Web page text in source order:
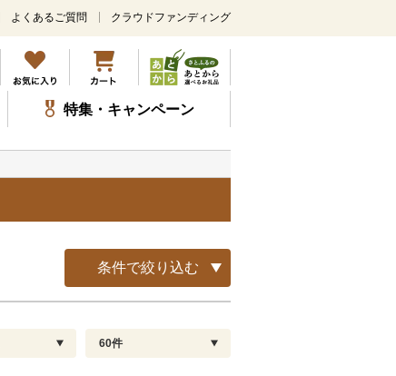
メ
ン
コ
ン
テ
ツ
ッ
よくあるご質問 クラウドファンディング
特集・キャンペーン
条件で絞り込む
配送指定 解除
60件